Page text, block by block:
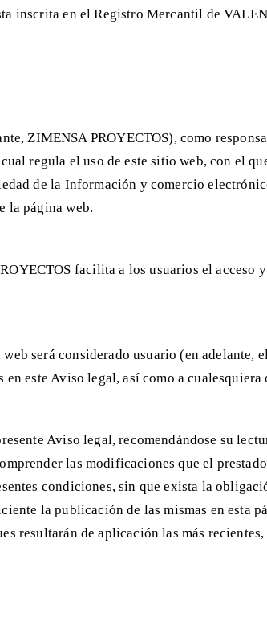
inscrita en el Registro Mercantil de
ZIMENSA PROYECTOS), como
regula el uso de este sitio web, con el
de la Información y comercio
la página web.
facilita a los usuarios el
web será considerado usuario (en
este Aviso legal, así como a
Aviso legal, recomendándose su
las modificaciones que el
condiciones, sin que exista la
la publicación de las mismas en esta
resultarán de aplicación las más